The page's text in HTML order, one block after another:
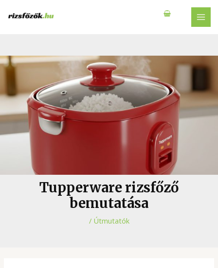
Tupperware rizsfőző
bemutatása
/ Útmutatók